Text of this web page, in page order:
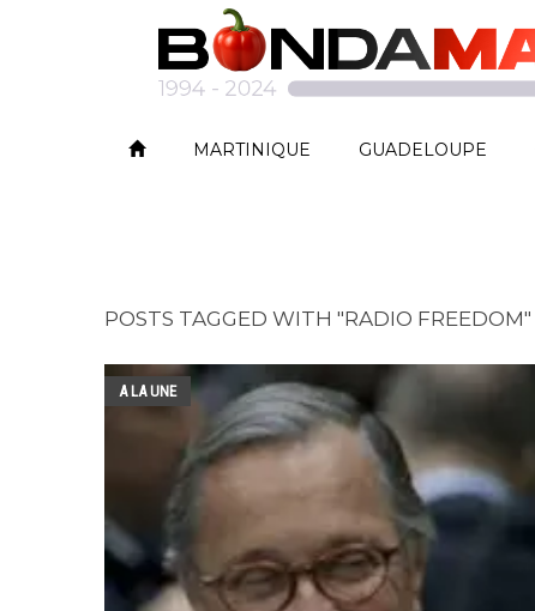
MARTINIQUE GUADELOUPE
POSTS TAGGED WITH "RADIO FREEDOM"
A LA UNE